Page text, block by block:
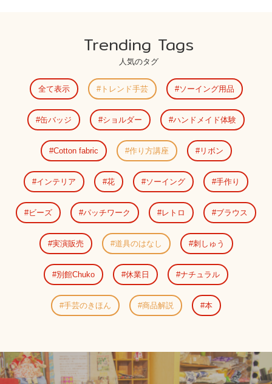
Trending Tags
人気のタグ
全て表示 トレンド手芸 ソーイング用品
缶バッジ ショルダー ハンドメイド体験
Cotton fabric 作り方講座 リボン
インテリア 花 ソーイング 手作り
ビーズ パッチワーク レトロ ブラウス
実演販売 道具のはなし 刺しゅう
別館Chuko 休業日 ナチュラル
手芸のきほん 商品解説 本